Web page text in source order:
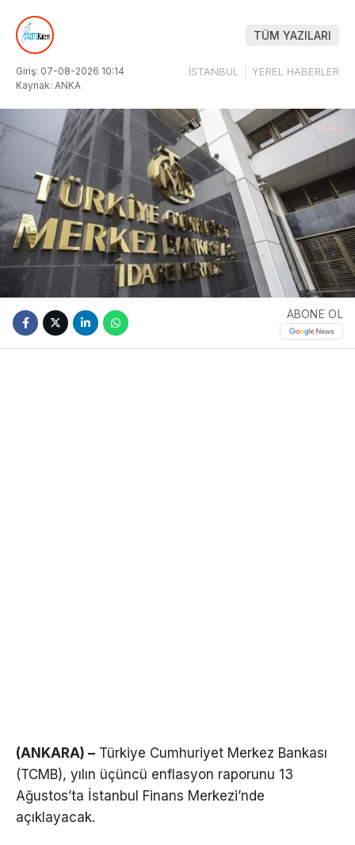
TÜM YAZILARI
Giriş: 07-08-2026 10:14
Kaynak: ANKA
İSTANBUL YEREL HABERLER
ABONE OL
(ANKARA) – Türkiye Cumhuriyet Merkez Bankası
(TCMB), yılın üçüncü enflasyon raporunu 13
Ağustos’ta İstanbul Finans Merkezi’nde
açıklayacak.